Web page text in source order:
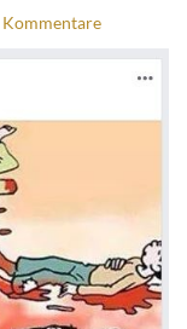
Kommentare